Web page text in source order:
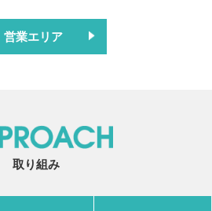
営業エリア
取り組み